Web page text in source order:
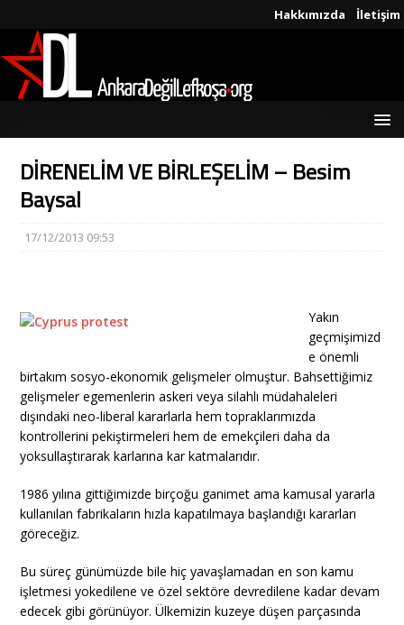
Hakkımızda İletişim
DİRENELİM VE BİRLEŞELİM – Besim
Baysal
17/12/2013 09:53
Yakın
geçmişimizd
e önemli
birtakım sosyo-ekonomik gelişmeler olmuştur. Bahsettiğimiz
gelişmeler egemenlerin askeri veya silahlı müdahaleleri
dışındaki neo-liberal kararlarla hem topraklarımızda
kontrollerini pekiştirmeleri hem de emekçileri daha da
yoksullaştırarak karlarına kar katmalarıdır.
1986 yılına gittiğimizde birçoğu ganimet ama kamusal yararla
kullanılan fabrikaların hızla kapatılmaya başlandığı kararları
göreceğiz.
Bu süreç günümüzde bile hiç yavaşlamadan en son kamu
işletmesi yokedilene ve özel sektöre devredilene kadar devam
edecek gibi görünüyor. Ülkemizin kuzeye düşen parçasında